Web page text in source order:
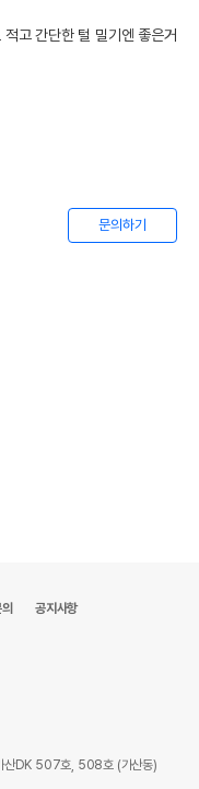
고 간단한 털 밀기엔 좋은거
문의하기
공지사항
산DK 507호, 508호 (가산동)